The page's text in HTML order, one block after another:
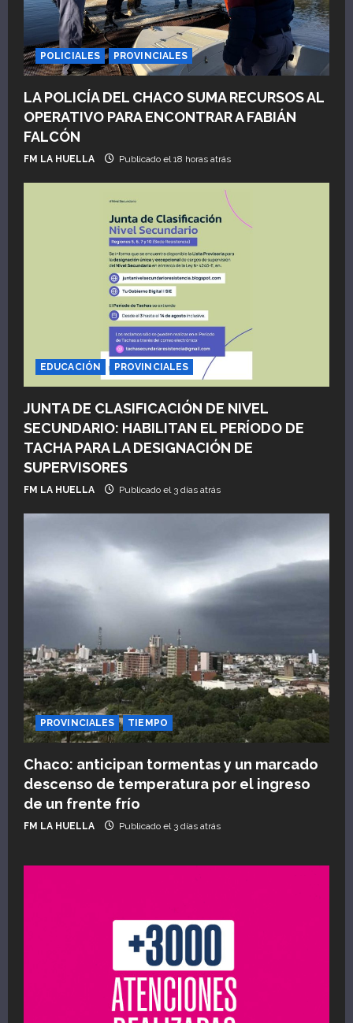
e
n
t
r
a
POLICIALES PROVINCIALES
LA POLICÍA DEL CHACO SUMA RECURSOS AL
OPERATIVO PARA ENCONTRAR A FABIÁN
FALCÓN
FM LA HUELLA Publicado el 18 horas atrás
EDUCACIÓN PROVINCIALES
JUNTA DE CLASIFICACIÓN DE NIVEL
SECUNDARIO: HABILITAN EL PERÍODO DE
TACHA PARA LA DESIGNACIÓN DE
SUPERVISORES
FM LA HUELLA Publicado el 3 días atrás
PROVINCIALES TIEMPO
Chaco: anticipan tormentas y un marcado
descenso de temperatura por el ingreso
de un frente frío
FM LA HUELLA Publicado el 3 días atrás